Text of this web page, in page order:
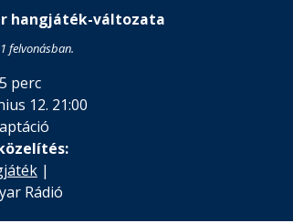
hangjáték-változata
felvonásban.
perc
12. 21:00
|
Rádió